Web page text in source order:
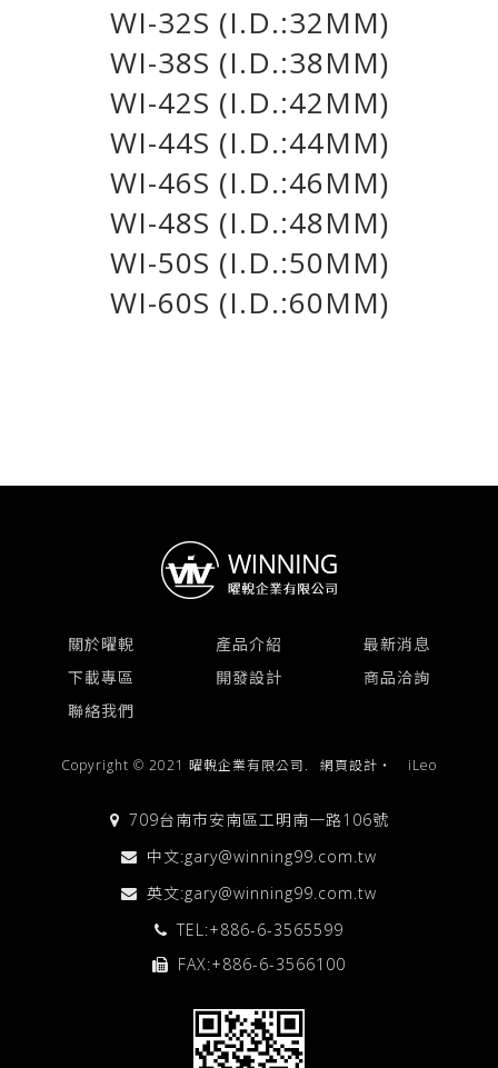
WI-32S (I.D.:32MM)
WI-38S (I.D.:38MM)
WI-42S (I.D.:42MM)
WI-44S (I.D.:44MM)
WI-46S (I.D.:46MM)
WI-48S (I.D.:48MM)
WI-50S (I.D.:50MM)
WI-60S (I.D.:60MM)
關於曜輗 產品介紹
最新消息
下載專區
開發設計
商品洽詢
聯絡我們
Copyright © 2021 曜輗企業有限公司. 網頁設計 ‧ iLeo
709台南市安南區工明南一路106號
中文:gary@winning99.com.tw
英文:gary@winning99.com.tw
TEL:+886-6-3565599
FAX:+886-6-3566100